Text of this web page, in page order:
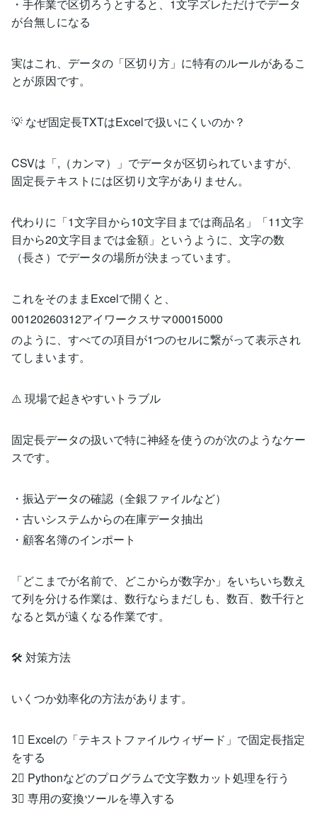
・手作業で区切ろうとすると、1文字ズレただけでデータ
が台無しになる
実はこれ、データの「区切り方」に特有のルールがあるこ
とが原因です。
💡 なぜ固定長TXTはExcelで扱いにくいのか？
CSVは「,（カンマ）」でデータが区切られていますが、
固定長テキストには区切り文字がありません。
代わりに「1文字目から10文字目までは商品名」「11文字
目から20文字目までは金額」というように、文字の数
（長さ）でデータの場所が決まっています。
これをそのままExcelで開くと、
00120260312アイワークスサマ00015000
のように、すべての項目が1つのセルに繋がって表示され
てしまいます。
⚠️ 現場で起きやすいトラブル
固定長データの扱いで特に神経を使うのが次のようなケー
スです。
・振込データの確認（全銀ファイルなど）
・古いシステムからの在庫データ抽出
・顧客名簿のインポート
「どこまでが名前で、どこからが数字か」をいちいち数え
て列を分ける作業は、数行ならまだしも、数百、数千行と
なると気が遠くなる作業です。
🛠️ 対策方法
いくつか効率化の方法があります。
1⃣ Excelの「テキストファイルウィザード」で固定長指定
をする
2⃣ Pythonなどのプログラムで文字数カット処理を行う
3⃣ 専用の変換ツールを導入する